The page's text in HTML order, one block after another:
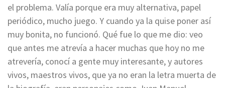
el problema. Valía porque era muy alternativa, papel
periódico, mucho juego. Y cuando ya la quise poner así
muy bonita, no funcionó. Qué fue lo que me dio: veo
que antes me atrevía a hacer muchas que hoy no me
atrevería, conocí a gente muy interesante, y autores
vivos, maestros vivos, que ya no eran la letra muerta de